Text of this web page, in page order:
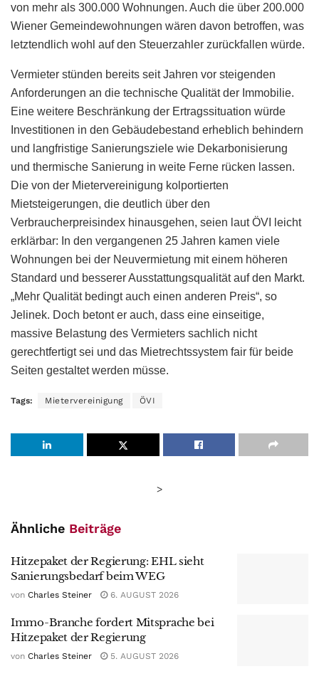
von mehr als 300.000 Wohnungen. Auch die über 200.000
Wiener Gemeindewohnungen wären davon betroffen, was
letztendlich wohl auf den Steuerzahler zurückfallen würde.
Vermieter stünden bereits seit Jahren vor steigenden
Anforderungen an die technische Qualität der Immobilie.
Eine weitere Beschränkung der Ertragssituation würde
Investitionen in den Gebäudebestand erheblich behindern
und langfristige Sanierungsziele wie Dekarbonisierung
und thermische Sanierung in weite Ferne rücken lassen.
Die von der Mietervereinigung kolportierten
Mietsteigerungen, die deutlich über den
Verbraucherpreisindex hinausgehen, seien laut ÖVI leicht
erklärbar: In den vergangenen 25 Jahren kamen viele
Wohnungen bei der Neuvermietung mit einem höheren
Standard und besserer Ausstattungsqualität auf den Markt.
„Mehr Qualität bedingt auch einen anderen Preis“, so
Jelinek. Doch betont er auch, dass eine einseitige,
massive Belastung des Vermieters sachlich nicht
gerechtfertigt sei und das Mietrechtssystem fair für beide
Seiten gestaltet werden müsse.
Tags: Mietervereinigung ÖVI
>
Ähnliche Beiträge
Hitzepaket der Regierung: EHL sieht
Sanierungsbedarf beim WEG
von Charles Steiner 6. AUGUST 2026
Immo-Branche fordert Mitsprache bei
Hitzepaket der Regierung
von Charles Steiner 5. AUGUST 2026